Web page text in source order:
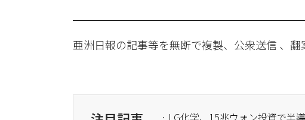
亜洲日報の記事等を無断で複製、公衆送信 、翻
· LG化学、15兆ウォン投資で半